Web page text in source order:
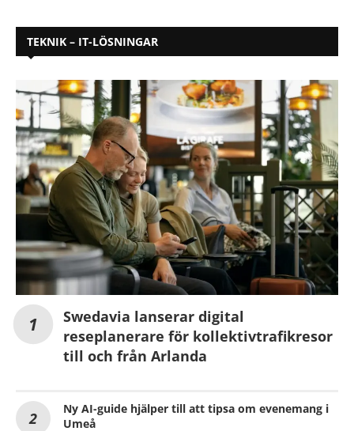
TEKNIK – IT-LÖSNINGAR
Swedavia lanserar digital
reseplanerare för kollektivtrafikresor
till och från Arlanda
Ny AI-guide hjälper till att tipsa om evenemang i
Umeå